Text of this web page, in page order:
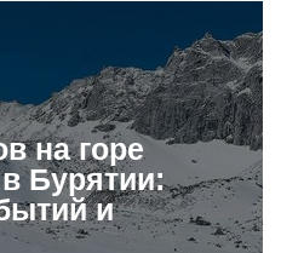
на горе
Бурятии:
и